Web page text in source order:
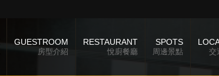
GUESTROOM
房型介紹
RESTAURANT
悅廚餐廳
SPOTS
周邊景點 交